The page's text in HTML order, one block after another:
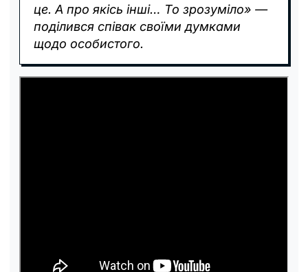
це. А про якісь інші… То зрозуміло» —
поділився співак своїми думками
щодо особистого.